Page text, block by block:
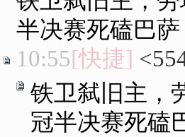
半决赛死磕巴萨
10:55[快捷]
铁卫弑旧主，
冠半决赛死磕